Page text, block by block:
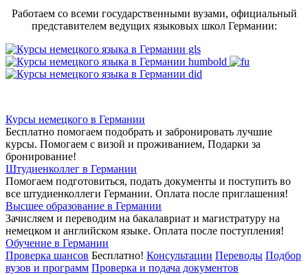
Работаем со всеми государственными вузами, официальный
представителем ведущих языковых школ Германии:
Курсы немецкого в Германии
Бесплатно помогаем подобрать и забронировать лучшие
курсы. Помогаем с визой и проживанием, Подарки за
бронирование!
Штудиенколлег в Германии
Помогаем подготовиться, подать документы и поступить во
все штудиенколлеги Германии. Оплата после приглашения!
Высшее образование в Германии
Зачисляем и переводим на бакалавриат и магистратуру на
немецком и английском языке. Оплата после поступления!
Обучение в Германии
Проверка шансов Бесплатно! Консультации Переводы Подбор
вузов и программ Проверка и подача документов